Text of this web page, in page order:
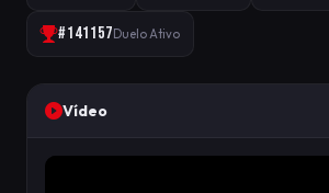
#141157 Duelo Ativo
Vídeo